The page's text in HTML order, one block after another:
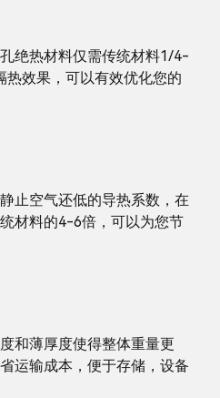
绝热材料仅需传统材料1/4-
效果，可以有效优化您的
止空气还低的导热系数，在
材料的4-6倍，可以为您节
和薄厚度使得整体重量更
运输成本，便于存储，设备